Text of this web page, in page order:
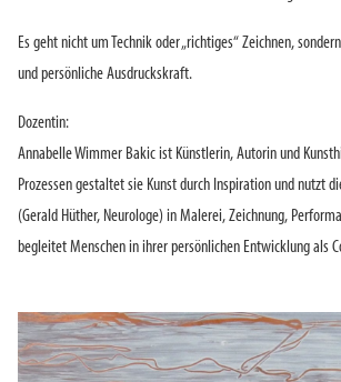
Es geht nicht um Technik oder „richtiges“ Zeichnen,
und persönliche Ausdruckskraft.
Dozentin:
Annabelle Wimmer Bakic ist Künstlerin, Autorin und
Prozessen gestaltet sie Kunst durch Inspiration und nutzt
(Gerald Hüther, Neurologe) in Malerei, Zeichnung,
begleitet Menschen in ihrer persönlichen Entwicklung als